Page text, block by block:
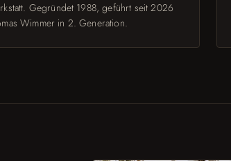
Gegründet 1988, geführt seit 2026
Wimmer in 2. Generation.